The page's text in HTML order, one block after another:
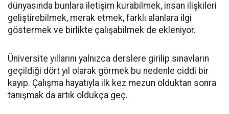
dünyasında bunlara iletişim kurabilmek, insan ilişkileri
geliştirebilmek, merak etmek, farklı alanlara ilgi
göstermek ve birlikte çalışabilmek de ekleniyor.
Üniversite yıllarını yalnızca derslere girilip sınavların
geçildiği dört yıl olarak görmek bu nedenle ciddi bir
kayıp. Çalışma hayatıyla ilk kez mezun olduktan sonra
tanışmak da artık oldukça geç.